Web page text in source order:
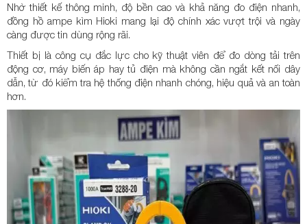
Nhờ thiết kế thông minh, độ bền cao và khả năng đo điện nhanh,
đồng hồ ampe kìm Hioki mang lại độ chính xác vượt trội và ngày
càng được tin dùng rộng rãi.
Thiết bị là công cụ đắc lực cho kỹ thuật viên để đo dòng tải trên
động cơ, máy biến áp hay tủ điện mà không cần ngắt kết nối dây
dẫn, từ đó kiểm tra hệ thống điện nhanh chóng, hiệu quả và an toàn
hơn.